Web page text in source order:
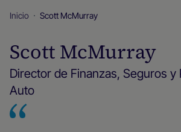
Nuvei
Inicio Scott McMurray
Scott McMurray
Director de Finanzas, Seguros y
Auto